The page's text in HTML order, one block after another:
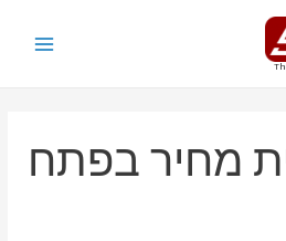
מחיר בפתח